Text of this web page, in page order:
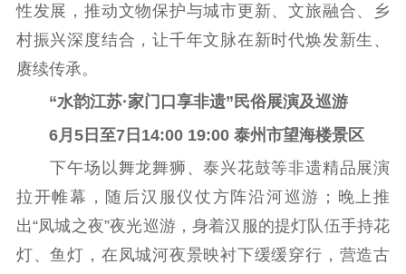
性发展，推动文物保护与城市更新、文旅融合、乡
村振兴深度结合，让千年文脉在新时代焕发新生、
赓续传承。
“水韵江苏·家门口享非遗”民俗展演及巡游
6月5日至7日14:00 19:00 泰州市望海楼景区
下午场以舞龙舞狮、泰兴花鼓等非遗精品展演
拉开帷幕，随后汉服仪仗方阵沿河巡游；晚上推
出“凤城之夜”夜光巡游，身着汉服的提灯队伍手持花
灯、鱼灯，在凤城河夜景映衬下缓缓穿行，营造古